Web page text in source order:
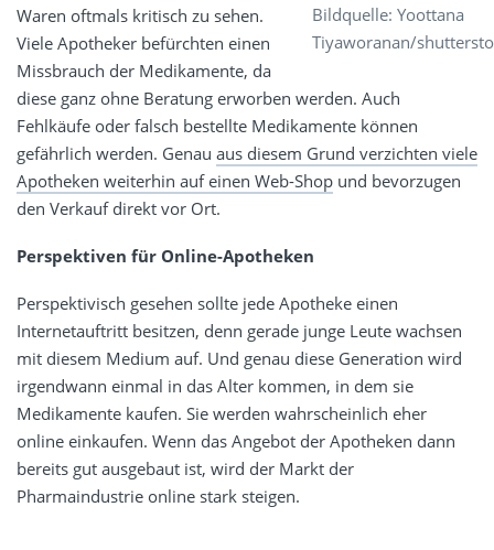
Bildquelle: Yoottana
Tiyaworanan/
Waren oftmals kritisch zu sehen.
Viele Apotheker befürchten einen
Missbrauch der Medikamente, da
diese ganz ohne Beratung erworben werden. Auch
Fehlkäufe oder falsch bestellte Medikamente können
gefährlich werden. Genau aus diesem Grund verzichten viele
Apotheken weiterhin auf einen Web-Shop und bevorzugen
den Verkauf direkt vor Ort.
Perspektiven für Online-Apotheken
Perspektivisch gesehen sollte jede Apotheke einen
Internetauftritt besitzen, denn gerade junge Leute wachsen
mit diesem Medium auf. Und genau diese Generation wird
irgendwann einmal in das Alter kommen, in dem sie
Medikamente kaufen. Sie werden wahrscheinlich eher
online einkaufen. Wenn das Angebot der Apotheken dann
bereits gut ausgebaut ist, wird der Markt der
Pharmaindustrie online stark steigen.